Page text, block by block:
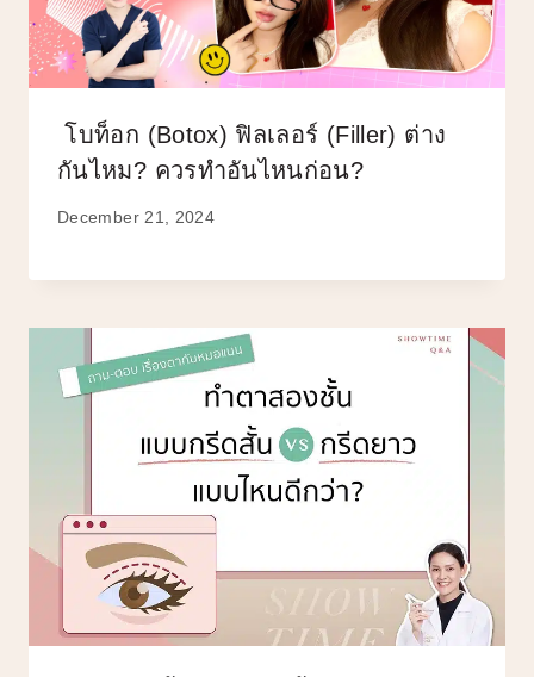
โบท็อก (Botox) ฟิลเลอร์ (Filler) ต่าง
กันไหม? ควรทำอันไหนก่อน?
December 21, 2024